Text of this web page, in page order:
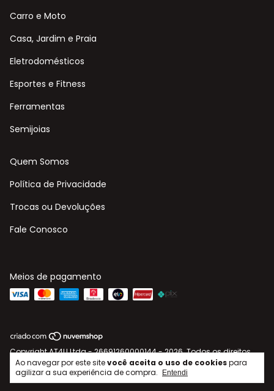
Ao navegar por este sitevocê aceita o uso de cookiespara
agilizar a sua experiência de compra.
Entendi
Carro e Moto
Casa, Jardim e Praia
Eletrodomésticos
Esportes e Fitness
Ferramentas
Semijoias
Quem Somos
Política de Privacidade
Trocas ou Devoluções
Fale Conosco
Meios de pagamento
Copyright AT4U Ltda - 26691260000144 - 2026. Todos os direitos
reservados.